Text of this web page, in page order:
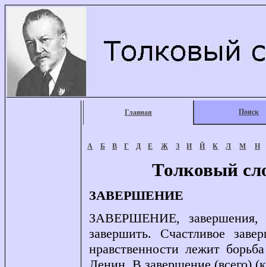
Главная Поиск
А Б В Г Д Е Ж З И Й К Л М Н
Толковый
ЗАВЕРШЕНИЕ
ЗАВЕРШЕНИЕ, завершения,
завершить. Счастливое
нравственности лежит